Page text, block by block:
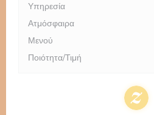
Υπηρεσία
Ατμόσφαιρα
Μενού
Ποιότητα/Τιμή